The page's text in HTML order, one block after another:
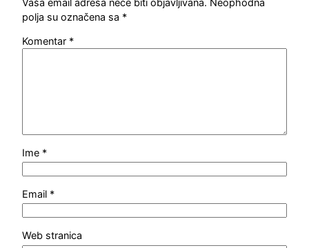
polja su označena sa *
Komentar *
Ime *
Email *
Web stranica